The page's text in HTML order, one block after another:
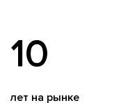
10
лет на рынке